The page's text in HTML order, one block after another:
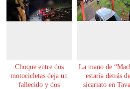
Choque entre dos
motocicletas deja un
fallecido y dos
La mano de
estaría detrás
sicariato en